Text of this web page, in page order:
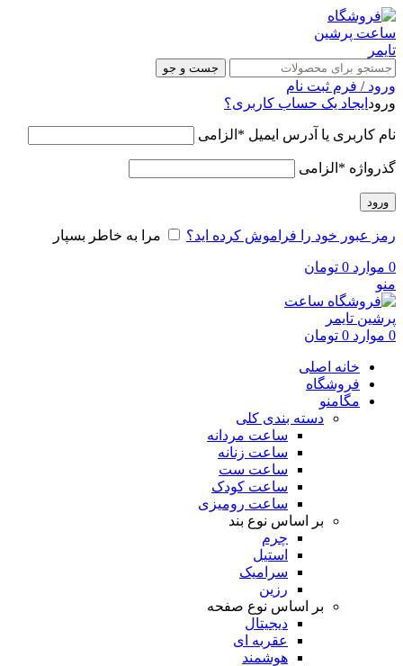
جست و جو
ورود / فرم ثبت نام
ورود ایجاد یک حساب کاربری؟
نام کاربری یا آدرس ایمیل * الزامی
گذرواژه * الزامی
ورود
رمز عبور خود را فراموش کرده اید؟ مرا به خاطر بسپار
0 موارد 0 تومان
منو
0 موارد 0 تومان
خانه اصلی
فروشگاه
مگامنو
دسته بندی کلی
ساعت مردانه
ساعت زنانه
ساعت ست
ساعت کودک
ساعت رومیزی
بر اساس نوع بند
چرم
استیل
سرامیک
رزین
بر اساس نوع صفحه
دیجیتال
عقربه ای
هوشمند